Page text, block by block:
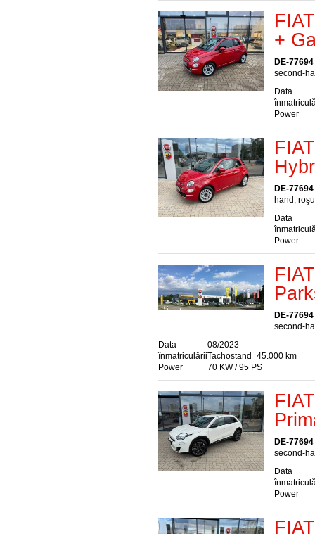
+
DE-
second-
Data
Power
DE-
hand,
Data
Power
DE-
second-
Data
înmatriculării
08/2023
Tachostand
45.000 km
Power
70 KW / 95 PS
DE-
second-
Data
Power